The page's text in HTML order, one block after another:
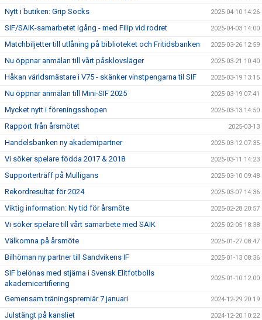
Nytt i butiken: Grip Socks 2025-04-10 14:26
SIF/SAIK-samarbetet igång - med Filip vid rodret 2025-04-03 14:00
Matchbiljetter till utlåning på biblioteket och Fritidsbanken 2025-03-26 12:59
Nu öppnar anmälan till vårt påsklovsläger 2025-03-21 10:40
Håkan världsmästare i V75 - skänker vinstpengarna til SIF 2025-03-19 13:15
Nu öppnar anmälan till Mini-SIF 2025 2025-03-19 07:41
Mycket nytt i föreningsshopen 2025-03-13 14:50
Rapport från årsmötet 2025-03-13
Handelsbanken ny akademipartner 2025-03-12 07:35
Vi söker spelare födda 2017 & 2018 2025-03-11 14:23
Supporterträff på Mulligans 2025-03-10 09:48
Rekordresultat för 2024 2025-03-07 14:36
Viktig information: Ny tid för årsmöte 2025-02-28 20:57
Vi söker spelare till vårt samarbete med SAIK 2025-02-05 18:38
Välkomna på årsmöte 2025-01-27 08:47
Bilhörnan ny partner till Sandvikens IF 2025-01-13 08:36
SIF belönas med stjärna i Svensk Elitfotbolls
akademicertifiering
2025-01-10 12:00
Gemensam träningspremiär 7 januari 2024-12-29 20:19
Julstängt på kansliet 2024-12-20 10:22